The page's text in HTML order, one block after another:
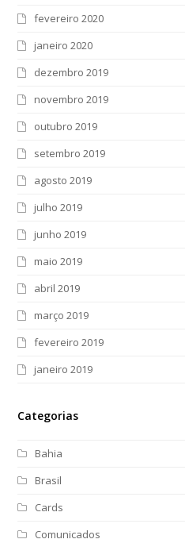
fevereiro 2020
janeiro 2020
dezembro 2019
novembro 2019
outubro 2019
setembro 2019
agosto 2019
julho 2019
junho 2019
maio 2019
abril 2019
março 2019
fevereiro 2019
janeiro 2019
Categorias
Bahia
Brasil
Cards
Comunicados